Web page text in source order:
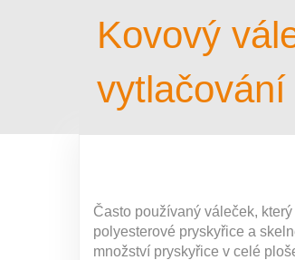
Kovový
Často používaný váleček,
polyesterové pryskyřice a
množství pryskyřice v celé